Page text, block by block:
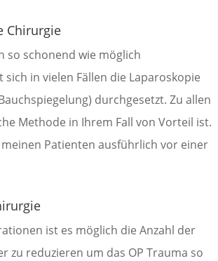
Chirurgie
so schonend wie möglich
in vielen Fällen die Laparoskopie
durchgesetzt. Zu allen
Methode in Ihrem Fall von Vorteil ist.
Patienten ausführlich vor einer
ist es möglich die Anzahl der
zu reduzieren um das OP Trauma so